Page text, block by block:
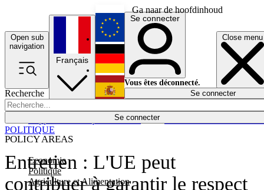
Ga naar de hoofdinhoud
Open sub
navigation
Close menu
Recherche
Se connecter
POLICY AREAS
Economie
Politique
Agriculture et Alimentation
Économie
Français
English
Deutsch
Español
Se connecter
Vous êtes déconnecté.
Se connecter
Entretien : L'UE peut
contribuer à garantir le respect
POLITIQUE